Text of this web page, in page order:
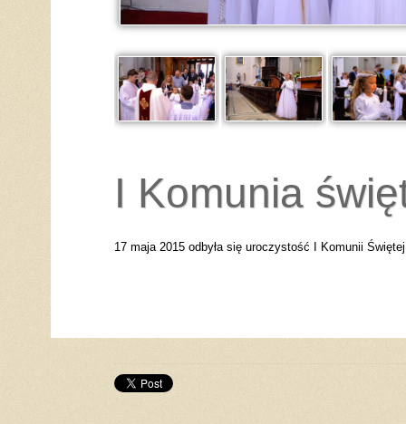
I Komunia
17 maja 2015 odbyła się uroczystość I Komunii Świętej